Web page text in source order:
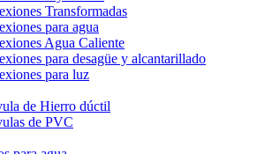
Transformadas
para agua
Agua Caliente
para desagüe y alcantarillado
para luz
de Hierro dúctil
de PVC